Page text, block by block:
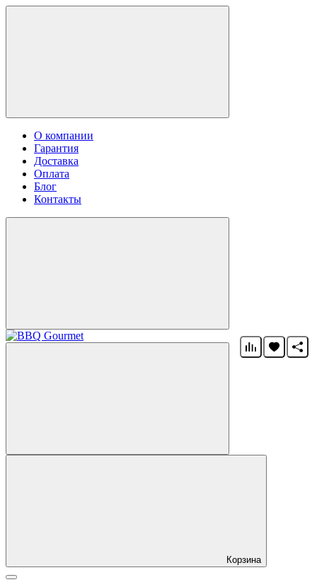
О компании
Гарантия
Доставка
Оплата
Блог
Контакты
Корзина